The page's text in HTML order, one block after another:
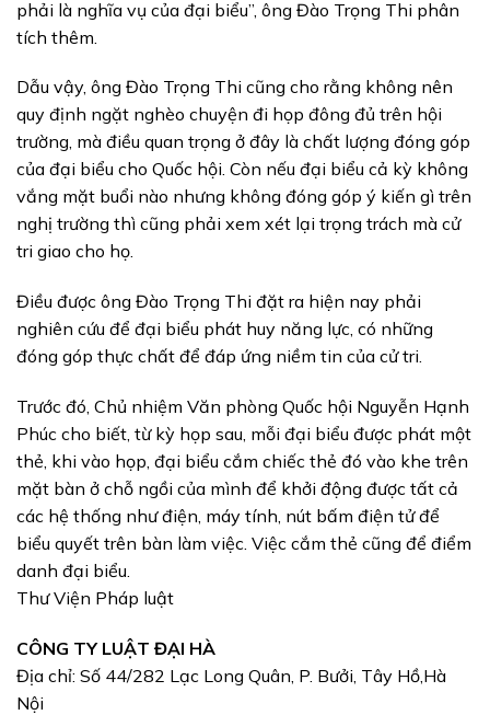
phải là nghĩa vụ của đại biểu”, ông Đào Trọng Thi phân
tích thêm.
Dẫu vậy, ông Đào Trọng Thi cũng cho rằng không nên
quy định ngặt nghèo chuyện đi họp đông đủ trên hội
trường, mà điều quan trọng ở đây là chất lượng đóng góp
của đại biểu cho Quốc hội. Còn nếu đại biểu cả kỳ không
vắng mặt buổi nào nhưng không đóng góp ý kiến gì trên
nghị trường thì cũng phải xem xét lại trọng trách mà cử
tri giao cho họ.
Điều được ông Đào Trọng Thi đặt ra hiện nay phải
nghiên cứu để đại biểu phát huy năng lực, có những
đóng góp thực chất để đáp ứng niềm tin của cử tri.
Trước đó, Chủ nhiệm Văn phòng Quốc hội Nguyễn Hạnh
Phúc cho biết, từ kỳ họp sau, mỗi đại biểu được phát một
thẻ, khi vào họp, đại biểu cắm chiếc thẻ đó vào khe trên
mặt bàn ở chỗ ngồi của mình để khởi động được tất cả
các hệ thống như điện, máy tính, nút bấm điện tử để
biểu quyết trên bàn làm việc. Việc cắm thẻ cũng để điểm
danh đại biểu.
Thư Viện Pháp luật
CÔNG TY LUẬT ĐẠI HÀ
Địa chỉ: Số 44/282 Lạc Long Quân, P. Bưởi, Tây Hồ,Hà
Nội